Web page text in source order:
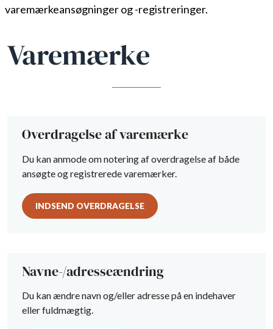
varemærkeansøgninger og -registreringer.
Varemærke
Overdragelse af varemærke
Du kan anmode om notering af overdragelse af både
ansøgte og registrerede varemærker.
INDSEND OVERDRAGELSE
Navne-/adresseændring
Du kan ændre navn og/eller adresse på en indehaver
eller fuldmægtig.